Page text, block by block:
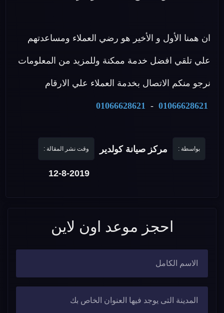
ان همنا الأول و الأخير هو رضي العملاء ومساعدتهم
علي تلقي افضل خدمة ممكنة وللمزيد من المعلومات
نرجو منكم الاتصال بخدمة العملاء علي الارقام
01066628621
-
01066628621
بواسطة : مركز صيانة كولدير وقت نشر المقالة :
12-8-2019
احجز موعد اون لاين